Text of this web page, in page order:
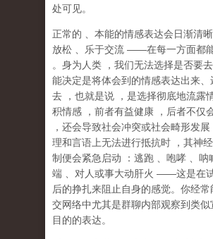
处可见。
正常的 、本能的情感表达会日渐清晰
放松
、乐于交流 ——在每一方面都
。身为人类
，我们无法选择是否要
能决定是将体会到的情感表达出来、
去
，也就是说 ， 是选择彻底地流露
积情感
，前者有益健康
，后者不仅
，还会导致社会冲突或社会畸形发展
理和言语上无法进行抵抗时
，其神
制便会紧急启动
：逃跑 、咆哮 、呐
端
、对人或事大动肝火 ——这是在
后的挣扎来阻止自身的感觉。你经常
交网络中尤其是群聊内部观察到类似
目的的表达。